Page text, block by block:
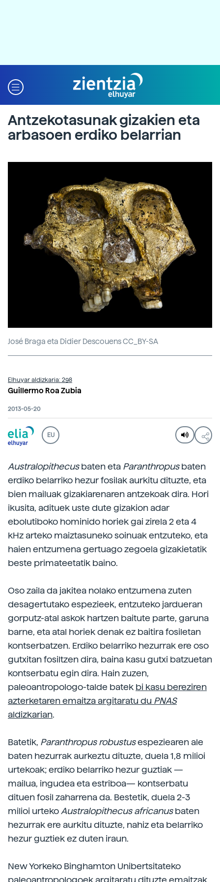
Antzekotasunak gizakien eta
arbasoen erdiko belarrian
José Braga eta Didier Descouens CC_BY-SA
Elhuyar aldizkaria: 298
Guillermo Roa Zubia
2013-05-20
EU
Australopithecusbaten eta Paranthropusbaten
erdiko belarriko hezur fosilak aurkitu dituzte, eta
bien mailuak gizakiarenaren antzekoak dira. Hori
ikusita, adituek uste dute gizakion adar
ebolutiboko hominido horiek gai zirela 2 eta 4
kHz arteko maiztasuneko soinuak entzuteko, eta
haien entzumena gertuago zegoela gizakietatik
beste primateetatik baino.
Oso zaila da jakitea nolako entzumena zuten
desagertutako espezieek, entzuteko jardueran
gorputz-atal askok hartzen baitute parte, garuna
barne, eta atal horiek denak ez baitira fosiletan
kontserbatzen. Erdiko belarriko hezurrak ere oso
gutxitan fosiltzen dira, baina kasu gutxi batzuetan
kontserbatu egin dira. Hain zuzen,
paleoantropologo-talde batek bi kasu bereziren
azterketaren emaitza argitaratu du PNAS
aldizkarian.
Batetik, Paranthropus robustusespeziearen ale
baten hezurrak aurkeztu dituzte, duela 1,8 milioi
urtekoak; erdiko belarriko hezur guztiak —
mailua, ingudea eta estriboa— kontserbatu
dituen fosil zaharrena da. Bestetik, duela 2-3
milioi urtekoAustralopithecus africanusbaten
hezurrak ere aurkitu dituzte, nahiz eta belarriko
hezur guztiek ez duten iraun.
New Yorkeko Binghamton Unibertsitateko